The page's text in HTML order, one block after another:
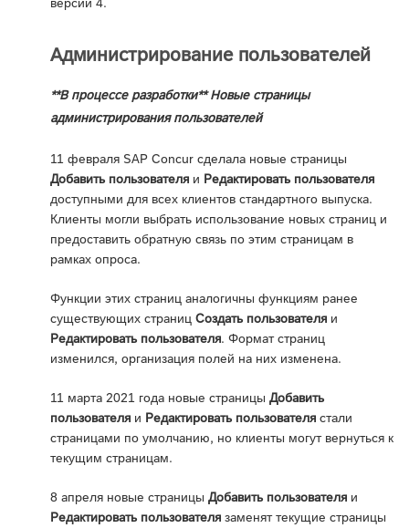
версии 4.
Администрирование пользователей
**В процессе разработки** Новые страницы
администрирования пользователей
11 февраля SAP Concur сделала новые страницы
Добавить пользователя и Редактировать пользователя
доступными для всех клиентов стандартного выпуска.
Клиенты могли выбрать использование новых страниц и
предоставить обратную связь по этим страницам в
рамках опроса.
Функции этих страниц аналогичны функциям ранее
существующих страниц Создать пользователя и
Редактировать пользователя. Формат страниц
изменился, организация полей на них изменена.
11 марта 2021 года новые страницы Добавить
пользователя и Редактировать пользователя стали
страницами по умолчанию, но клиенты могут вернуться к
текущим страницам.
8 апреля новые страницы Добавить пользователя и
Редактировать пользователя заменят текущие страницы